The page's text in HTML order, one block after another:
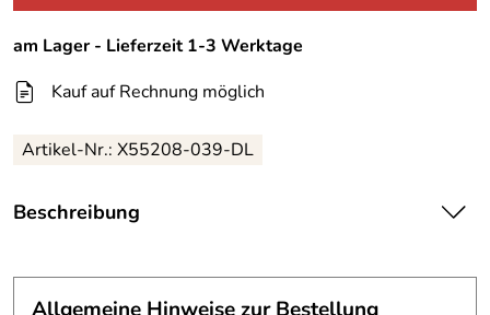
am Lager - Lieferzeit 1-3 Werktage
Kauf auf Rechnung möglich
Artikel-Nr.: X55208-039-DL
Beschreibung
Neue Tourenjacke fürs Motorrad des schweizer